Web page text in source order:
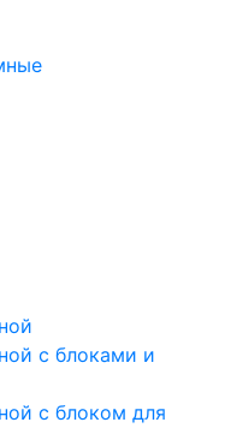
с блоками и
с блоком для